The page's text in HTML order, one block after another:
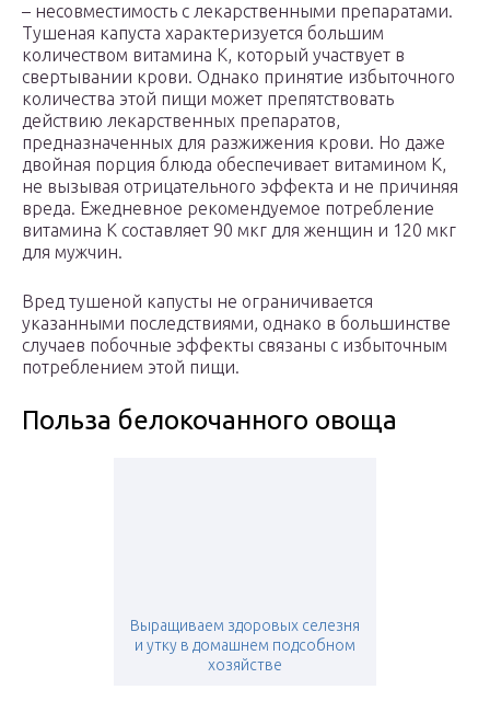
– несовместимость с лекарственными препаратами.
Тушеная капуста характеризуется большим
количеством витамина К, который участвует в
свертывании крови. Однако принятие избыточного
количества этой пищи может препятствовать
действию лекарственных препаратов,
предназначенных для разжижения крови. Но даже
двойная порция блюда обеспечивает витамином К,
не вызывая отрицательного эффекта и не причиняя
вреда. Ежедневное рекомендуемое потребление
витамина К составляет 90 мкг для женщин и 120 мкг
для мужчин.
Вред тушеной капусты не ограничивается
указанными последствиями, однако в большинстве
случаев побочные эффекты связаны с избыточным
потреблением этой пищи.
Польза белокочанного овоща
Выращиваем здоровых селезня
и утку в домашнем подсобном
хозяйстве